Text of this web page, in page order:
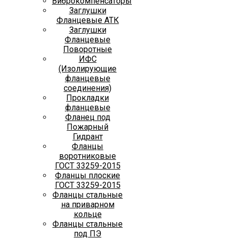
Заглушки
Фланцевые АТК
Заглушки
Фланцевые
Поворотные
ИФС
(Изолирующие
фланцевые
соединения)
Прокладки
фланцевые
Фланец под
Пожарный
Гидрант
Фланцы
воротниковые
ГОСТ 33259-2015
Фланцы плоские
ГОСТ 33259-2015
Фланцы стальные
на приварном
кольце
Фланцы стальные
под ПЭ